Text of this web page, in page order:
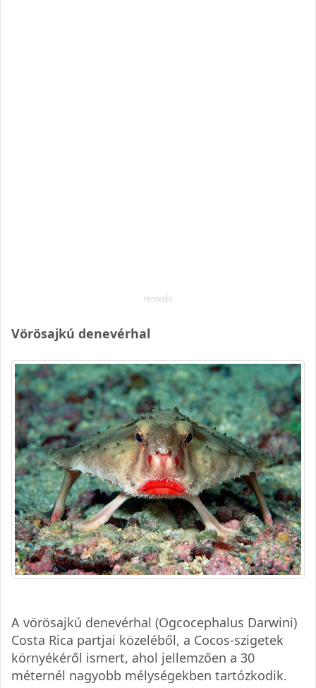
Vörösajkú denevérhal
A vörösajkú denevérhal (Ogcocephalus Darwini)
Costa Rica partjai közeléből, a Cocos-szigetek
környékéről ismert, ahol jellemzően a 30
méternél nagyobb mélységekben tartózkodik.